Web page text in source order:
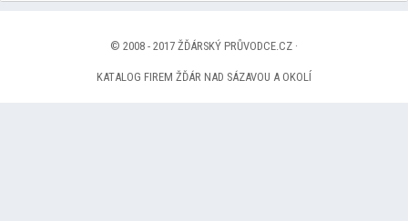
© 2008 - 2017 ŽĎÁRSKÝ PRŮVODCE.CZ ·
KATALOG FIREM ŽĎÁR NAD SÁZAVOU A OKOLÍ